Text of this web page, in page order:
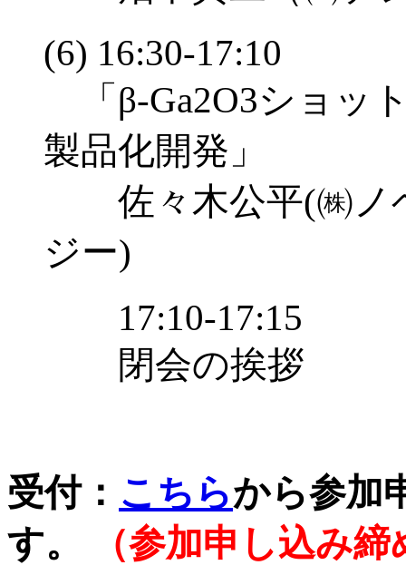
(6) 16:30-17:10
「β-Ga2O3ショッ
製品化開発」
佐々木公平(㈱ノ
ジー)
17:10-17:15
閉会の挨拶
受付： こちらから参加
す。
（参加申し込み